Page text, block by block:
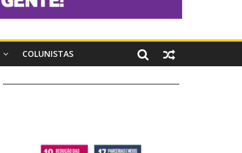
COLUNISTAS